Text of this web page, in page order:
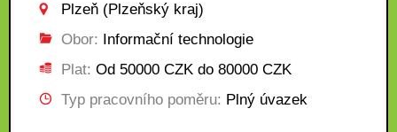
Plzeň (Plzeňský kraj)
Obor: Informační technologie
Plat: Od 50000 CZK do 80000 CZK
Typ pracovního poměru: Plný úvazek